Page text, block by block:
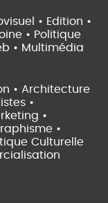
• Edition •
• Politique
• Multimédia
• Architecture
•
•
•
Culturelle